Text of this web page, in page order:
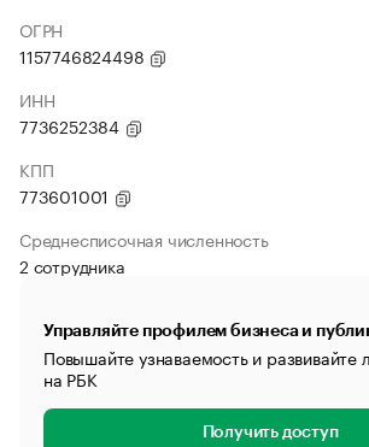
ОГРН
1157746824498
ИНН
7736252384
КПП
773601001
Среднесписочная численность
2 сотрудника
Управляйте профилем бизнеса и
Повышайте узнаваемость и развивайте
на РБК
Получить доступ